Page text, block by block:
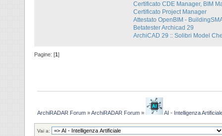
Certificato CDE Manager, BIM
Certificato Project Manager
Attestato OpenBIM -
Betatester Archicad 29
ArchiCAD 29 :: Solibri Model
Pagine: [1]
ArchiRADAR Forum »ArchiRADAR Forum » AI - Intelligenza
Vai a: